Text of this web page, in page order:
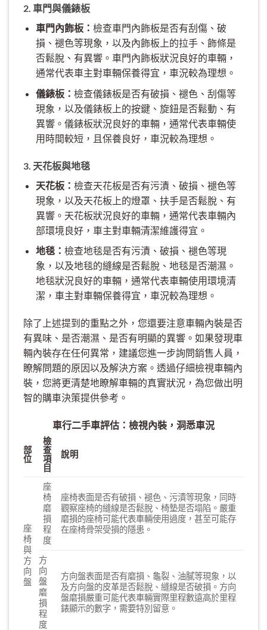
2. 車門與儀錶板
車門內飾板： 檢查車門內飾板是否有刮傷、破
損、褪色等現象，以及內飾板上的拉手、飾條是
否鬆脫、有異響。車門內飾板狀況良好的車輛，
通常代表車主對車輛保養得宜，車況較為理想。
儀錶板： 檢查儀錶板是否有破損、褪色、刮傷等
現象，以及儀錶板上的按鍵、旋鈕是否鬆動、有
異響。儀錶板狀況良好的車輛，通常代表車輛使
用時間較短，且保養良好，車況較為理想。
3. 天花板與地毯
天花板： 檢查天花板是否有污漬、破損、褪色等
現象，以及天花板上的燈罩、扶手是否鬆脫、有
異響。天花板狀況良好的車輛，通常代表車輛內
部環境良好，車主對車輛清潔維護得宜。
地毯： 檢查地毯是否有污漬、破損、褪色等現
象，以及地毯的縫線是否鬆脫、地毯是否潮濕。
地毯狀況良好的車輛，通常代表車輛使用環境清
潔，車主對車輛保養得宜，車況較為理想。
除了上述提到的重點之外，您還要注意車輛內裝是否
有異味、是否潮濕、是否有明顯的異響。如果發現車
輛內裝存在任何異常，建議您進一步詢問銷售人員，
瞭解問題的原因以及解決方案。透過仔細檢視車輛內
裝，您將更清楚地瞭解車輛的真實狀況，為您做出明
智的購車決策提供參考。
車行二手車評估：檢視內裝，洞悉車況
部
位
檢
查
項
目
說明
座
椅
與
方
向
盤
座
椅
磨
損
程
度
座椅表面是否有破損、褪色、污漬等現象，同時
觀察座椅的縫線是否鬆脫、椅墊是否塌陷。嚴重
磨損的座椅可能代表車輛使用過度，甚至可能存
在座椅骨架受損的隱患。
方
向
盤
磨
損
程
度
方向盤表面是否有磨損、龜裂、油膩等現象，以
及方向盤的皮革是否鬆脫、縫線是否破損。方向
盤磨損嚴重可能代表車輛實際里程數遠高於里程
錶顯示的數字，需要特別留意。